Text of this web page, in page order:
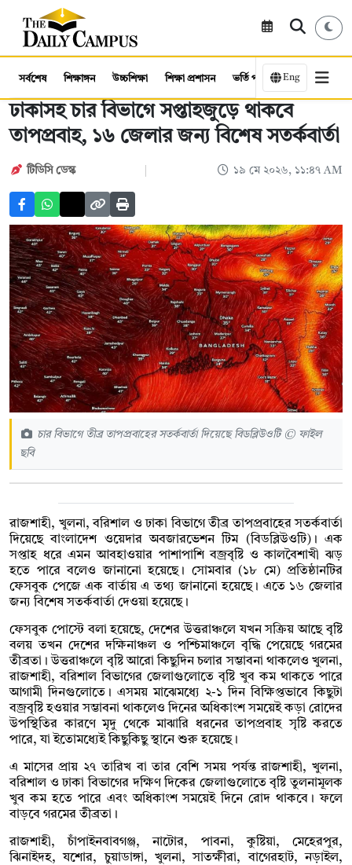
সর্বশেষ শিক্ষাঙ্গন উচ্চশিক্ষা শিক্ষা প্রশাসন ভর্তি পরীক্ষা কর্মসংস্থান
Eng
ঢাকাসহ চার বিভাগে সপ্তাহজুড়ে থাকবে
তাপপ্রবাহ, ১৬ জেলার জন্য বিশেষ সতর্কবার্তা
টিডিসি ডেস্ক ১৯ মে ২০২৬, ১১:৪৭ AM
চার বিভাগে তীব্র তাপপ্রবাহের সতর্কবার্তা দিয়েছে বিডব্লিউওটি © ফাইল
ছবি
রাজশাহী, খুলনা, বরিশাল ও ঢাকা বিভাগে তীব্র তাপপ্রবাহের সতর্কবার্তা
দিয়েছে বাংলাদেশ ওয়েদার অবজারভেশন টিম (বিডব্লিউওটি)। এক
সপ্তাহ ধরে এমন আবহাওয়ার পাশাপাশি বজ্রবৃষ্টি ও কালবৈশাখী ঝড়
হতে পারে বলেও জানানো হয়েছে। সোমবার (১৮ মে) প্রতিষ্ঠানটির
ফেসবুক পেজে এক বার্তায় এ তথ্য জানানো হয়েছে। এতে ১৬ জেলার
জন্য বিশেষ সতর্কবার্তা দেওয়া হয়েছে।
ফেসবুক পোস্টে বলা হয়েছে, দেশের উত্তরাঞ্চলে যখন সক্রিয় আছে বৃষ্টি
বলয় তখন দেশের দক্ষিনাঞ্চল ও পশ্চিমাঞ্চলে বৃদ্ধি পেয়েছে গরমের
তীব্রতা। উত্তরাঞ্চলে বৃষ্টি আরো কিছুদিন চলার সম্ভাবনা থাকলেও খুলনা,
রাজশাহী, বরিশাল বিভাগের জেলাগুলোতে বৃষ্টি খুব কম থাকতে পারে
আগামী দিনগুলোতে। এসময় মাঝেমধ্যে ২-১ দিন বিক্ষিপ্তভাবে কিছুটা
বজ্রবৃষ্টি হওয়ার সম্ভাবনা থাকলেও দিনের অধিকাংশ সময়েই কড়া রোদের
উপস্থিতির কারণে মৃদু থেকে মাঝারি ধরনের তাপপ্রবাহ সৃষ্টি করতে
পারে, যা ইতোমধ্যেই কিছুকিছু স্থানে শুরু হয়েছে।
এ মাসের প্রায় ২৭ তারিখ বা তার বেশি সময় পর্যন্ত রাজশাহী, খুলনা,
বরিশাল ও ঢাকা বিভাগের দক্ষিণ দিকের জেলাগুলোতে বৃষ্টি তুলনামূলক
খুব কম হতে পারে এবং অধিকাংশ সময়েই দিনে রোদ থাকবে। ফলে
বাড়বে গরমের তীব্রতা।
রাজশাহী, চাঁপাইনবাবগঞ্জ, নাটোর, পাবনা, কুষ্টিয়া, মেহেরপুর,
ঝিনাইদহ, যশোর, চুয়াডাঙ্গা, খুলনা, সাতক্ষীরা, বাগেরহাট, নড়াইল,